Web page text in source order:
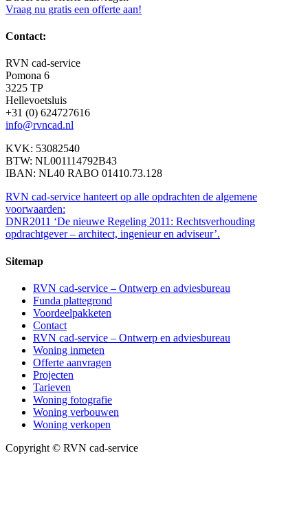
Vraag nu gratis een offerte aan!
Contact:
RVN cad-service
Pomona 6
3225 TP
Hellevoetsluis
+31 (0) 624727616
info@rvncad.nl
KVK: 53082540
BTW: NL001114792B43
IBAN: NL40 RABO 01410.73.128
RVN cad-service hanteert op alle opdrachten de algemene
voorwaarden:
DNR2011 ‘De nieuwe Regeling 2011: Rechtsverhouding
opdrachtgever – architect, ingenieur en adviseur’.
Sitemap
RVN cad-service – Ontwerp en adviesbureau
Funda plattegrond
Voordeelpakketen
Contact
RVN cad-service – Ontwerp en adviesbureau
Woning inmeten
Offerte aanvragen
Projecten
Tarieven
Woning fotografie
Woning verbouwen
Woning verkopen
Copyright © RVN cad-service